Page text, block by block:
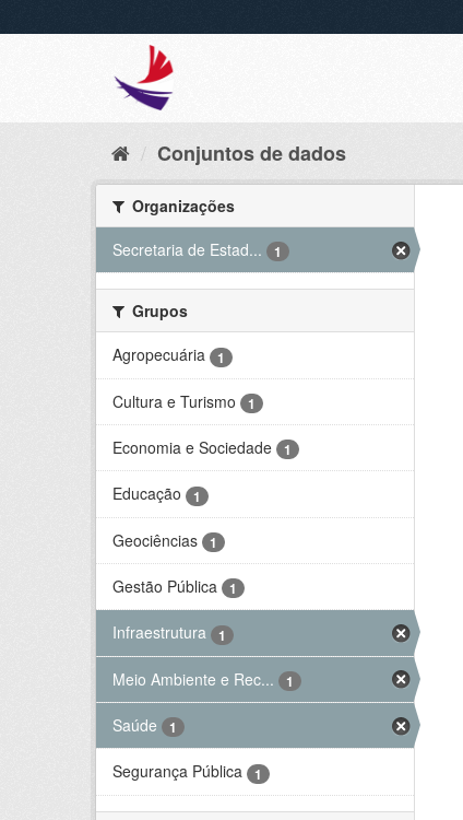
Conjuntos de dados
Organizações
Secretaria de Estad...
1
Grupos
Agropecuária
1
Cultura e Turismo 1
Economia e Sociedade 1
Educação 1
Geociências 1
Gestão Pública 1
Infraestrutura 1
Meio Ambiente e Rec... 1
Saúde 1
Segurança Pública 1